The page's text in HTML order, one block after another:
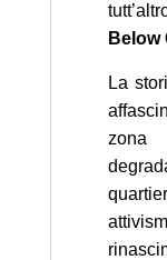
Below
La
zona